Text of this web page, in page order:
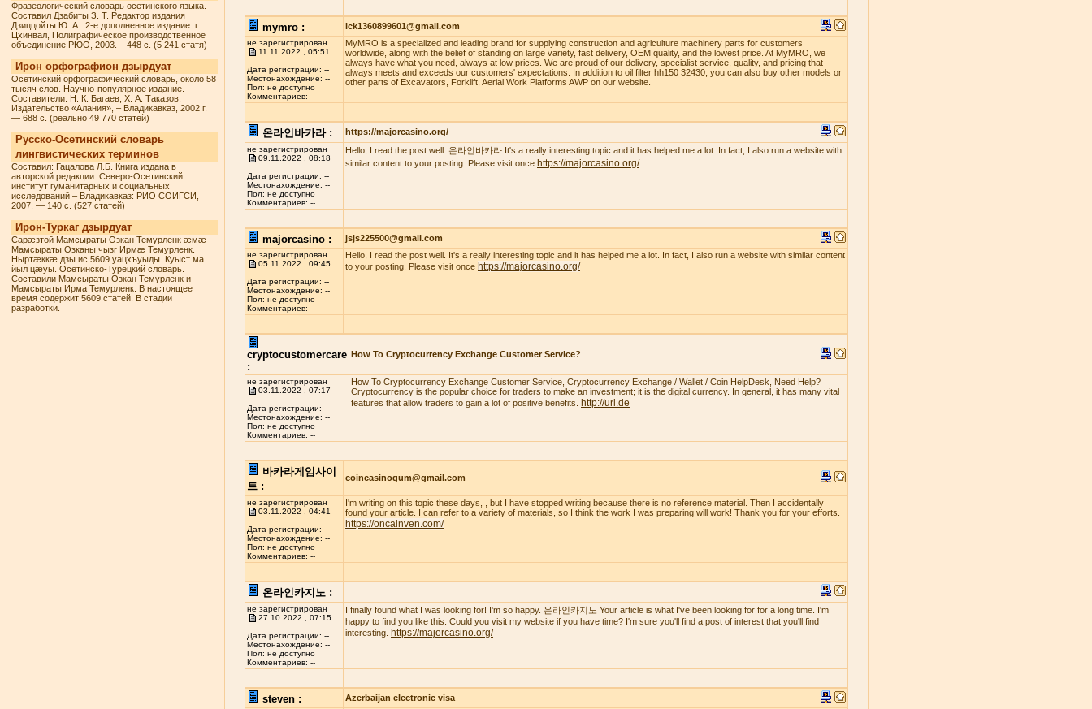
Фразеологический словарь осетинского языка.
Составил Дзабиты З. Т. Редактор издания
Дзиццойты Ю. А.: 2-е дополненное издание. г.
Цхинвал, Полиграфическое производственное
объединение РЮО, 2003. – 448 с. (5 241 статя)
Ирон орфографион дзырдуат
Осетинский орфографический словарь, около 58
тысяч слов. Научно-популярное издание.
Составители: Н. К. Багаев, Х. А. Таказов.
Издательство «Алания», – Владикавказ, 2002 г.
— 688 с. (реально 49 770 статей)
Русско-Осетинский словарь
лингвистических терминов
Составил: Гацалова Л.Б. Книга издана в
авторской редакции. Северо-Осетинский
институт гуманитарных и социальных
исследований – Владикавказ: РИО СОИГСИ,
2007. — 140 с. (527 статей)
Ирон-Туркаг дзырдуат
Сарæзтой Мамсыраты Озкан Темурленк æмæ
Мамсыраты Озканы чызг Ирмæ Темурленк.
Ныртæккæ дзы ис 5609 уацхъуыды. Куыст ма
йыл цæуы. Осетинско-Турецкий словарь.
Составили Мамсыраты Озкан Темурленк и
Мамсыраты Ирма Темурленк. В настоящее
время содержит 5609 статей. В стадии
разработки.
mymro : lck1360899601@gmail.com
не зарегистрирован
11.11.2022 , 05:51
Дата регистрации: --
Местонахождение: --
Пол: не доступно
Комментариев: --
MyMRO is a specialized and leading brand for supplying construction and agriculture machinery parts for customers
worldwide, along with the belief of standing on large variety, fast delivery, OEM quality, and the lowest price. At MyMRO, we
always have what you need, always at low prices. We are proud of our delivery, specialist service, quality, and pricing that
always meets and exceeds our customers' expectations. In addition to oil filter hh150 32430, you can also buy other models or
other parts of Excavators, Forklift, Aerial Work Platforms AWP on our website.
온라인바카라 : https://majorcasino.org/
не зарегистрирован
09.11.2022 , 08:18
Дата регистрации: --
Местонахождение: --
Пол: не доступно
Комментариев: --
Hello, I read the post well. 온라인바카라 It's a really interesting topic and it has helped me a lot. In fact, I also run a website with
similar content to your posting. Please visit once https://majorcasino.org/
majorcasino : jsjs225500@gmail.com
не зарегистрирован
05.11.2022 , 09:45
Дата регистрации: --
Местонахождение: --
Пол: не доступно
Комментариев: --
Hello, I read the post well. It's a really interesting topic and it has helped me a lot. In fact, I also run a website with similar content
to your posting. Please visit once https://majorcasino.org/
cryptocustomercare
:
How To Cryptocurrency Exchange Customer Service?
не зарегистрирован
03.11.2022 , 07:17
Дата регистрации: --
Местонахождение: --
Пол: не доступно
Комментариев: --
How To Cryptocurrency Exchange Customer Service, Cryptocurrency Exchange / Wallet / Coin HelpDesk, Need Help?
Cryptocurrency is the popular choice for traders to make an investment; it is the digital currency. In general, it has many vital
features that allow traders to gain a lot of positive benefits.
http://url.de
바카라게임사이
트 :
coincasinogum@gmail.com
не зарегистрирован
03.11.2022 , 04:41
Дата регистрации: --
Местонахождение: --
Пол: не доступно
Комментариев: --
I'm writing on this topic these days, , but I have stopped writing because there is no reference material. Then I accidentally
found your article. I can refer to a variety of materials, so I think the work I was preparing will work! Thank you for your efforts.
https://oncainven.com/
온라인카지노 :
не зарегистрирован
27.10.2022 , 07:15
Дата регистрации: --
Местонахождение: --
Пол: не доступно
Комментариев: --
I finally found what I was looking for! I'm so happy. 온라인카지노 Your article is what I've been looking for for a long time. I'm
happy to find you like this. Could you visit my website if you have time? I'm sure you'll find a post of interest that you'll find
interesting.
https://majorcasino.org/
steven : Azerbaijan electronic visa